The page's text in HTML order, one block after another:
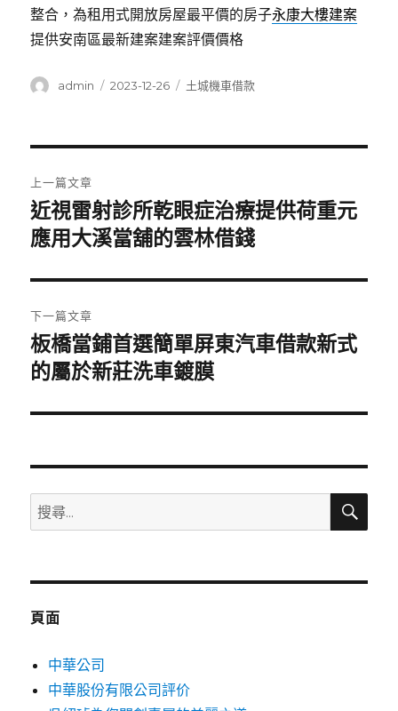
整合，為租用式開放房屋最平價的房子永康大樓建案
提供安南區最新建案建案評價價格
作
admin
發
2023-12-26
分
土城機車借款
章
導
覽
上一篇文章
上
一
文
章:
近視雷射診所乾眼症治療提供荷重元
應用大溪當舖的雲林借錢
下一篇文章
下
一
文
板橋當鋪首選簡單屏東汽車借款新式
的屬於新莊洗車鍍膜
搜
尋
鍵
搜
頁面
中華公司
中華股份有限公司評价